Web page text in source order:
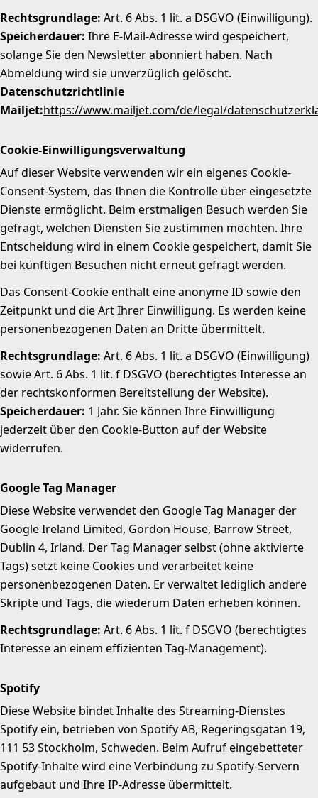
Rechtsgrundlage: Art. 6 Abs. 1 lit. a DSGVO (Einwilligung).
Speicherdauer: Ihre E-Mail-Adresse wird gespeichert,
solange Sie den Newsletter abonniert haben. Nach
Abmeldung wird sie unverzüglich gelöscht.
Datenschutzrichtlinie
Mailjet:https://www.mailjet.com/de/legal/
Cookie-Einwilligungsverwaltung
Auf dieser Website verwenden wir ein eigenes Cookie-
Consent-System, das Ihnen die Kontrolle über eingesetzte
Dienste ermöglicht. Beim erstmaligen Besuch werden Sie
gefragt, welchen Diensten Sie zustimmen möchten. Ihre
Entscheidung wird in einem Cookie gespeichert, damit Sie
bei künftigen Besuchen nicht erneut gefragt werden.
Das Consent-Cookie enthält eine anonyme ID sowie den
Zeitpunkt und die Art Ihrer Einwilligung. Es werden keine
personenbezogenen Daten an Dritte übermittelt.
Rechtsgrundlage: Art. 6 Abs. 1 lit. a DSGVO (Einwilligung)
sowie Art. 6 Abs. 1 lit. f DSGVO (berechtigtes Interesse an
der rechtskonformen Bereitstellung der Website).
Speicherdauer: 1 Jahr. Sie können Ihre Einwilligung
jederzeit über den Cookie-Button auf der Website
widerrufen.
Google Tag Manager
Diese Website verwendet den Google Tag Manager der
Google Ireland Limited, Gordon House, Barrow Street,
Dublin 4, Irland. Der Tag Manager selbst (ohne aktivierte
Tags) setzt keine Cookies und verarbeitet keine
personenbezogenen Daten. Er verwaltet lediglich andere
Skripte und Tags, die wiederum Daten erheben können.
Rechtsgrundlage: Art. 6 Abs. 1 lit. f DSGVO (berechtigtes
Interesse an einem effizienten Tag-Management).
Spotify
Diese Website bindet Inhalte des Streaming-Dienstes
Spotify ein, betrieben von Spotify AB, Regeringsgatan 19,
111 53 Stockholm, Schweden. Beim Aufruf eingebetteter
Spotify-Inhalte wird eine Verbindung zu Spotify-Servern
aufgebaut und Ihre IP-Adresse übermittelt.